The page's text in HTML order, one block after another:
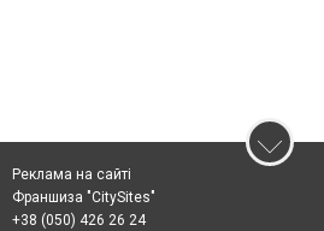
Реклама на сайті
Франшиза "CitySites"
+38 (050) 426 26 24